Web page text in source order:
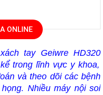
ONLINE
tay Geiwre HD320
trong lĩnh vực y khoa,
và theo dõi các bệnh
Nhiều máy nội soi